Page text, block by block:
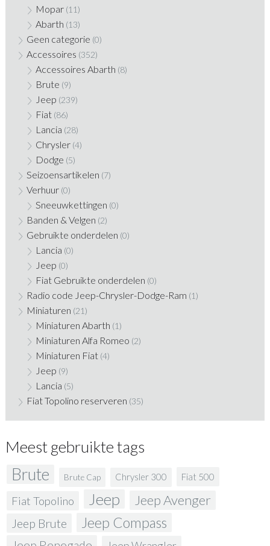
Mopar (11)
Abarth (13)
Geen categorie (0)
Accessoires (352)
Accessoires Abarth (8)
Brute (9)
Jeep (239)
Fiat (86)
Lancia (28)
Chrysler (4)
Dodge (5)
Seizoensartikelen (7)
Verhuur (0)
Sneeuwkettingen (0)
Banden & Velgen (2)
Gebruikte onderdelen (0)
Lancia (0)
Jeep (0)
Fiat Gebruikte onderdelen (0)
Radio code Jeep-Chrysler-Dodge-Ram (1)
Miniaturen (21)
Miniaturen Abarth (1)
Miniaturen Alfa Romeo (2)
Miniaturen Fiat (4)
Jeep (9)
Lancia (5)
Fiat Topolino reserveren (35)
Meest gebruikte tags
Brute Brute Cap Chrysler 300 Fiat 500
Fiat Topolino Jeep Jeep Avenger
Jeep Brute Jeep Compass